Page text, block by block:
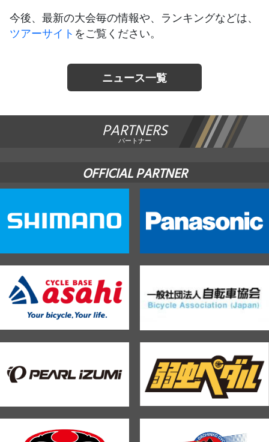
今後、最新の大会毎の情報や、ランキングなどは、
ツアーサイト をご覧ください。
ニュース一覧
PARTNERS
パートナー
OFFICIAL PARTNER